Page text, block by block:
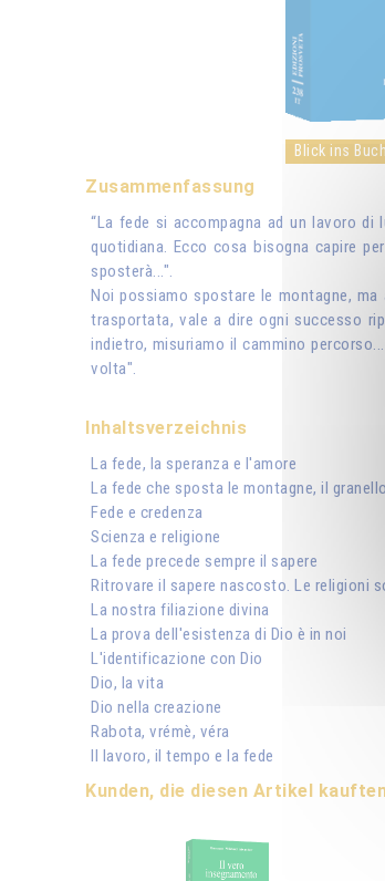
Blick ins Buch
Zusammenfassung
“La fede si accompagna ad un lavoro
quotidiana. Ecco cosa bisogna capire
sposterà...".
Noi possiamo spostare le montagne,
trasportata, vale a dire ogni successo
indietro, misuriamo il cammino
volta".
Inhaltsverzeichnis
La fede, la speranza e l'amore
La fede che sposta le montagne, il
Fede e credenza
Scienza e religione
La fede precede sempre il sapere
Ritrovare il sapere nascosto. Le religioni
La nostra filiazione divina
La prova dell'esistenza di Dio è in noi
L'identificazione con Dio
Dio, la vita
Dio nella creazione
Rabota, vrémè, véra
Il lavoro, il tempo e la fede
Kunden, die diesen Artikel